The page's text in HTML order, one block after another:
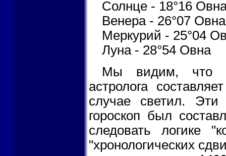
Солнце - 18°16
Венера - 26°07 Овна
Меркурий - 25°04
Луна - 28°54 Овна
Мы видим, что
астролога
случае светил.
гороскоп был
следовать логике
"хронологических